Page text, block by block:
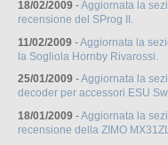
18/02/2009 -Aggiornata la
recensione del SProg II.
11/02/2009 -Aggiornata la
la Sogliola Hornby Rivarossi.
25/01/2009 -Aggiornata la
decoder per accessori ESU
18/01/2009 -Aggiornata la
recensione della ZIMO